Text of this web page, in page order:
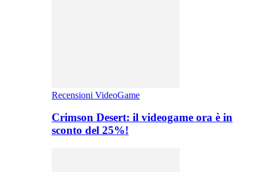
Recensioni VideoGame
Crimson Desert: il videogame ora è in
sconto del 25%!